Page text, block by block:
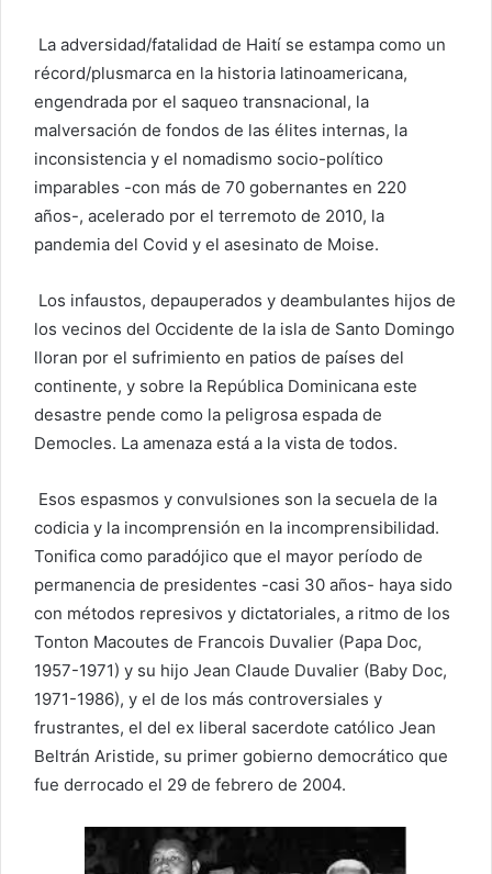
La adversidad/fatalidad de Haití se estampa como un
récord/plusmarca en la historia latinoamericana,
engendrada por el saqueo transnacional, la
malversación de fondos de las élites internas, la
inconsistencia y el nomadismo socio-político
imparables -con más de 70 gobernantes en 220
años-, acelerado por el terremoto de 2010, la
pandemia del Covid y el asesinato de Moise.
Los infaustos, depauperados y deambulantes hijos de
los vecinos del Occidente de la isla de Santo Domingo
lloran por el sufrimiento en patios de países del
continente, y sobre la República Dominicana este
desastre pende como la peligrosa espada de
Democles. La amenaza está a la vista de todos.
Esos espasmos y convulsiones son la secuela de la
codicia y la incomprensión en la incomprensibilidad.
Tonifica como paradójico que el mayor período de
permanencia de presidentes -casi 30 años- haya sido
con métodos represivos y dictatoriales, a ritmo de los
Tonton Macoutes de Francois Duvalier (Papa Doc,
1957-1971) y su hijo Jean Claude Duvalier (Baby Doc,
1971-1986), y el de los más controversiales y
frustrantes, el del ex liberal sacerdote católico Jean
Beltrán Aristide, su primer gobierno democrático que
fue derrocado el 29 de febrero de 2004.